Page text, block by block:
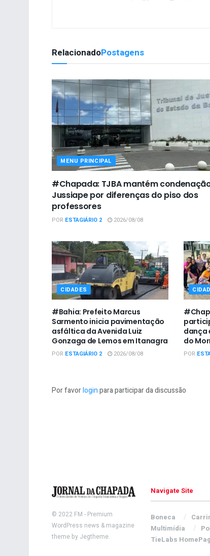
RelacionadoPostagens
MENU PRINCIPAL
#Chapada: TJBA mantém
Jussiape por diferenças do piso dos
professores
POR ESTAGIÁRIO 2 2026/08/08
CIDADES
#Bahia: Prefeito Marcus
Sarmento inicia pavimentação
asfáltica da Avenida Luiz
Gonzaga de Lemos em Itanagra
POR ESTAGIÁRIO 2 2026/08/08
dança
do
POR
Por favorloginpara participar da discussão
© 2022 FM - Premium
WordPress news & magazine
theme by Jegtheme.
Navigate Site
Boneca
Multimídia
TieLabs